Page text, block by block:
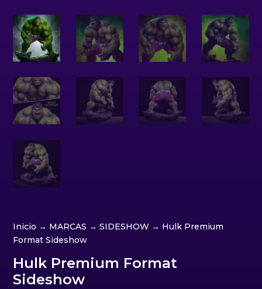
Inicio → MARCAS →SIDESHOW → Hulk Premium
Format Sideshow
Hulk Premium Format
Sideshow